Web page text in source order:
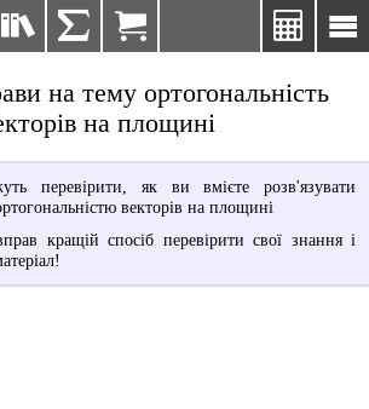


  
на тему ортогональність
на площині
перевірити, як ви вмієте розв'язувати
векторів на площині
кращій спосіб перевірити свої знання і